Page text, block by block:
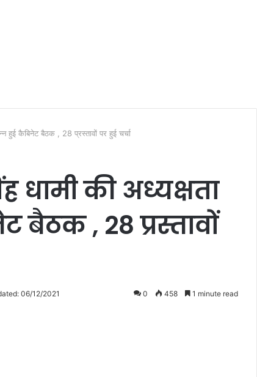
हुई कैबिनेट बैठक , 28 प्रस्तावों पर हुई चर्चा
धामी की अध्यक्षता
, 28 प्रस्तावों
06/12/2021 0 458 1 minute read